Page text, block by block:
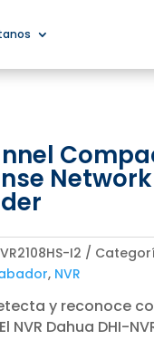
I2
, NVR
y reconoce
NVR Dahua DHI-